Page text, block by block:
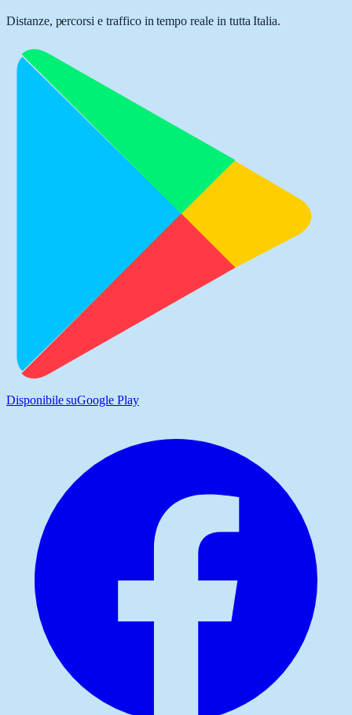
Distanze, percorsi e traffico in tempo reale in tutta Italia.
Disponibile suGoogle Play